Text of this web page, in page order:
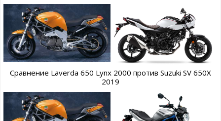
Сравнение Laverda 650 Lynx 2000 против Suzuki SV 650X
2019